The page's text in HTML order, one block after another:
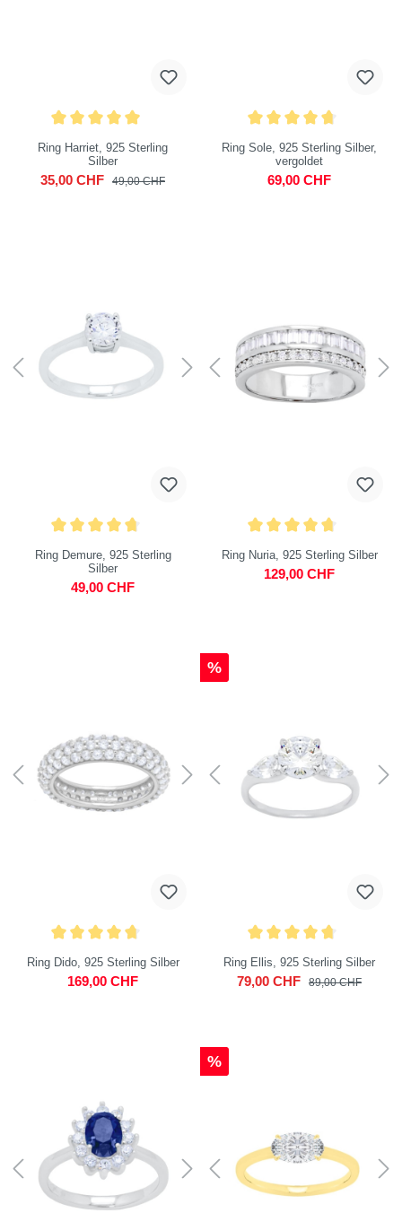
Ring Harriet, 925 Sterling
Silber
35,00 CHF 49,00 CHF
Ring Sole, 925 Sterling Silber,
vergoldet
69,00 CHF
Ring Demure, 925 Sterling
Silber
49,00 CHF
Ring Nuria, 925 Sterling Silber
129,00 CHF
Ring Dido, 925 Sterling Silber
169,00 CHF
%
Ring Ellis, 925 Sterling Silber
79,00 CHF 89,00 CHF
%